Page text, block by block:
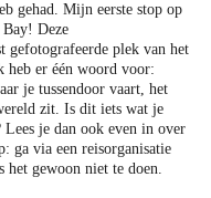
gehad. Mijn eerste stop op
Deze
gefotografeerde plek van het
heb er één woord voor:
je tussendoor vaart, het
zit. Is dit iets wat je
je dan ook even in over
ga via een reisorganisatie
het gewoon niet te doen.